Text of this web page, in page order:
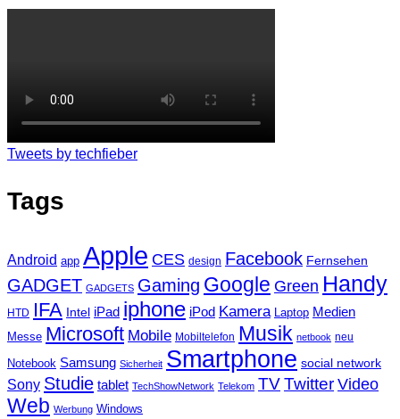
Tweets by techfieber
Tags
Android app Apple CES design Facebook Fernsehen
GADGET GADGETS Gaming Google Green Handy
HTD IFA Intel iPad iphone iPod Kamera Laptop Medien
Messe Microsoft Mobile Mobiltelefon Musik netbook neu
Notebook Samsung Sicherheit Smartphone social network
Sony Studie tablet TechShowNetwork Telekom TVTwitter Video
Web Werbung Windows